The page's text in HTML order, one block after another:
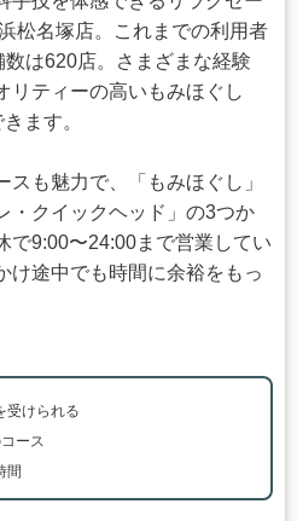
松名塚店。これまでの利用者
は620店。さまざまな経験
リティーの高いもみほぐし
ます。
も魅力で、「もみほぐし」
・クイックヘッド」の3つか
で9:00〜24:00まで営業してい
け途中でも時間に余裕をもっ
受けられる
ース
間